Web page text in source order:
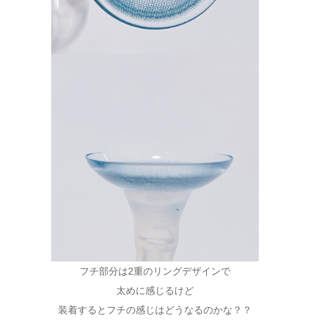
フチ部分は2重のリングデザインで
太めに感じるけど
装着するとフチの感じはどうなるのかな？？